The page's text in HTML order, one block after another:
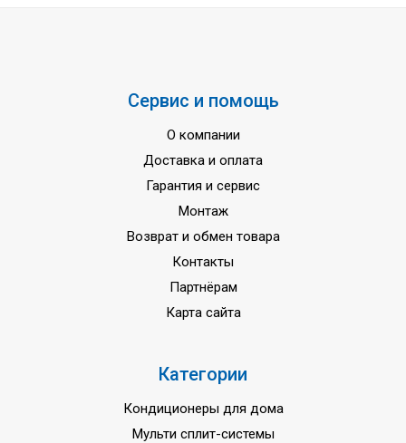
Сервис и помощь
О компании
Доставка и оплата
Гарантия и сервис
Монтаж
Возврат и обмен товара
Контакты
Партнёрам
Карта сайта
Категории
Кондиционеры для дома
Мульти сплит-системы